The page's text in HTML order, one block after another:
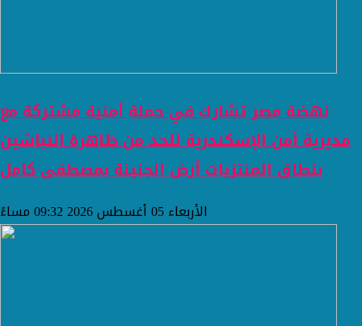
نهضة مصر تشارك في حملة أمنية مشتركة مع
مديرية أمن الإسكندرية للحد من ظاهرة النباشين
بنطاق المنتزيات أرض الجنينة بمصطفى كامل
الأربعاء 05 أغسطس 2026 09:32 مساءً